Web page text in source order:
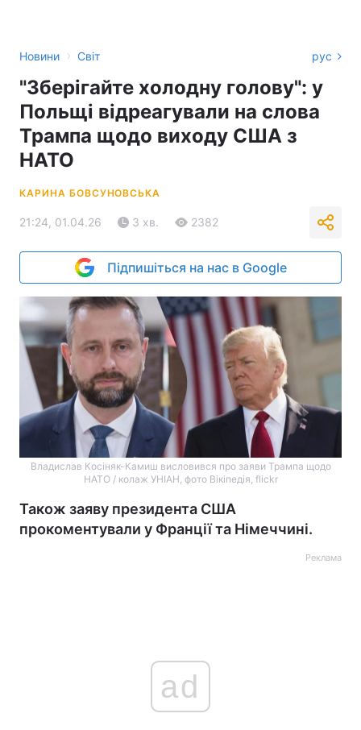
Новини › Світ рус
"Зберігайте холодну голову": у
Польщі відреагували на слова
Трампа щодо виходу США з
НАТО
КАРИНА БОВСУНОВСЬКА
21:24, 01.04.26 3 хв. 2382
Підпишіться на нас в Google
Владислав Косіняк-Камиш висловився про заяви Трампа щодо
НАТО / колаж УНІАН, фото Вікіпедія, flickr
Також заяву президента США
прокоментували у Франції та Німеччині.
Реклама
ad